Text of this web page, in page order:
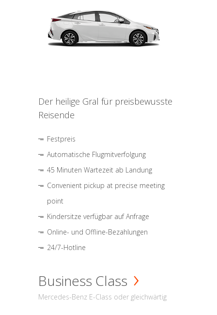
Der heilige Gral für preisbewusste
Reisende
Festpreis
Automatische Flugmitverfolgung
45 Minuten Wartezeit ab Landung
Convenient pickup at precise meeting
point
Kindersitze verfügbar auf Anfrage
Online- und Offline-Bezahlungen
24/7-Hotline
Business Class
Mercedes-Benz E-Class oder gleichwärtig